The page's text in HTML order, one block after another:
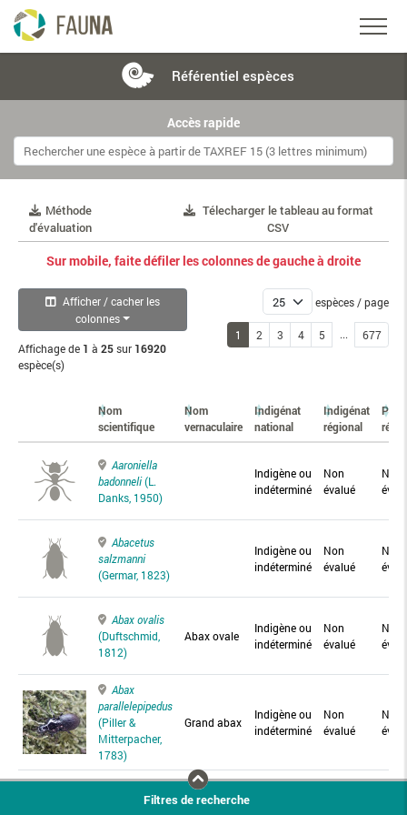
Référentiel espèces
Accès rapide
Méthode
d'évaluation
Télecharger le tableau au format
CSV
Sur mobile, faite défiler les colonnes de gauche à droite
Afficher / cacher les
colonnes
Affichage de 1 à 25sur 16920
espèce(s)
espèces / page
1 2 3 4 5 ... 677
Nom
scientifique
Nom
vernaculaire
Indigénat
national
Indigénat
régional
Aaroniella
badonneli(L.
Danks, 1950)
Indigène ou
indéterminé
Non
évalué
Non
Abacetus
salzmanni
(Germar, 1823)
Indigène ou
indéterminé
Non
évalué
Non
Abax ovalis
(Duftschmid,
1812)
Abax ovale
Indigène ou
indéterminé
Non
évalué
Non
Abax
parallelepipedus
(Piller &
Mitterpacher,
1783)
Grand abax
Indigène ou
indéterminé
Non
évalué
Non
Abax
Abax
Filtres de recherche